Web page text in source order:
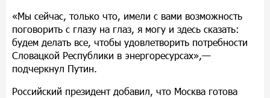
«Мы сейчас, только что, имели с вами возможность
поговорить с глазу на глаз, я могу и здесь сказать:
будем делать все, чтобы удовлетворить потребности
Словацкой Республики в энергоресурсах»,—
подчеркнул Путин.
Российский президент добавил, что Москва готова